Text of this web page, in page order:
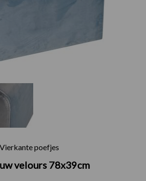
Vierkante poefjes
velours 78x39cm